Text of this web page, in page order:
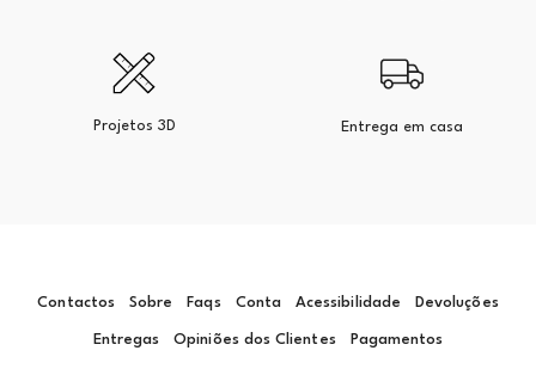
Projetos 3D Entrega em casa
Contactos Sobre Faqs Conta Acessibilidade Devoluções
Entregas Opiniões dos Clientes Pagamentos